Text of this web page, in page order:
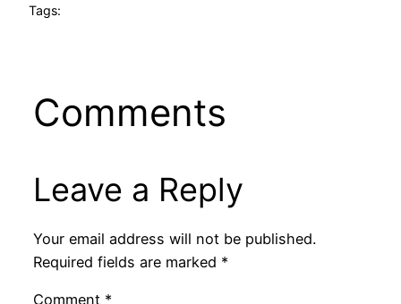
Tags:
Comments
Leave a Reply
Your email address will not be published.
Required fields are marked *
Comment *